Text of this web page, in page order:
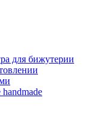
для бижутерии